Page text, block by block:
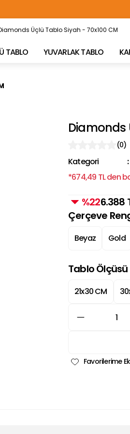
HER YERİNE ÜCRETSİZ KARGO!
TABLO YUVARLAK TABLO
Diamonds
(0)
Kategori
*674,49 TL den
%226.388
Çerçeve
Beyaz Gold
Tablo Ölçüsü
21x30 CM